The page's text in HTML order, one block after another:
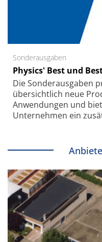
Sonderausgaben
Physics' Best und
Die Sonder­ausgaben
übersichtlich neue
Anwendungen und
Unternehmen ein